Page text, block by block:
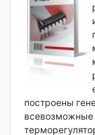
построены
всевозможные